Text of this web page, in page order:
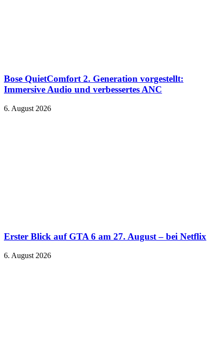
Bose QuietComfort 2. Generation vorgestellt:
Immersive Audio und verbessertes ANC
6. August 2026
Erster Blick auf GTA 6 am 27. August – bei Netflix
6. August 2026